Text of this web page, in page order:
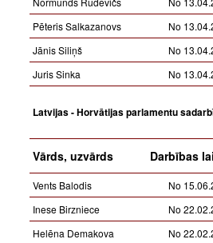
Pēteris Salkazanovs
No
Jānis Siliņš
No
Juris Sinka
No
Latvijas - Horvātijas parlamentu
Vārds, uzvārds Darbības
Vents Balodis
No
Inese Birzniece
No
Helēna Demakova
No